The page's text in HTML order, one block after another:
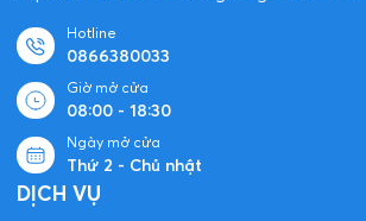
Hotline
0866380033
Giờ mở cửa
08:00 - 18:30
Ngày mở cửa
Thứ 2 - Chủ nhật
DỊCH VỤ